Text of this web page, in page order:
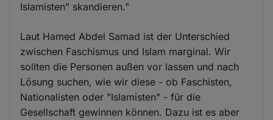
Islamisten" skandieren."
Laut Hamed Abdel Samad ist der Unterschied
zwischen Faschismus und Islam marginal. Wir
sollten die Personen außen vor lassen und nach
Lösung suchen, wie wir diese - ob Faschisten,
Nationalisten oder "Islamisten" - für die
Gesellschaft gewinnen können. Dazu ist es aber